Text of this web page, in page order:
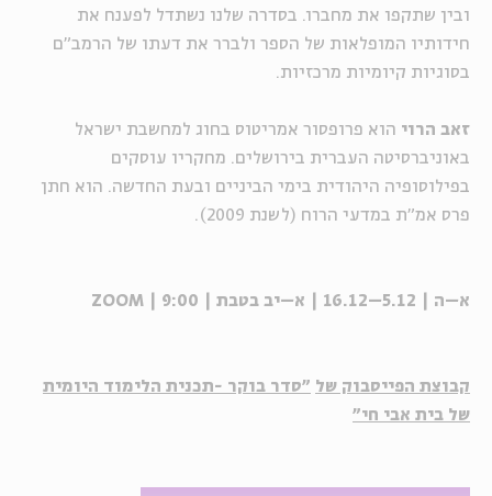
ובין שתקפו את מחברו. בסדרה שלנו נשתדל לפענח את
חידותיו המופלאות של הספר ולברר את דעתו של הרמב"ם
בסוגיות קיומיות מרכזיות.
זאב הרוי הוא פרופסור אמריטוס בחוג למחשבת ישראל
באוניברסיטה העברית בירושלים. מחקריו עוסקים
בפילוסופיה היהודית בימי הביניים ובעת החדשה. הוא חתן
פרס אמ"ת במדעי הרוח (לשנת 2009).
א–ה | 5.12–16.12 | א–יב בטבת | 9:00 | ZOOM
קבוצת הפייסבוק של "סדר בוקר -תכנית הלימוד היומית
של בית אבי חי"